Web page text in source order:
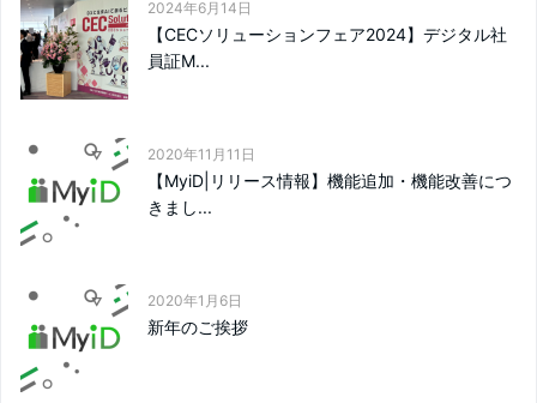
2024年6月14日
【CECソリューションフェア2024】デジタル社
員証M...
2020年11月11日
【MyiD|リリース情報】機能追加・機能改善につ
きまし...
2020年1月6日
新年のご挨拶